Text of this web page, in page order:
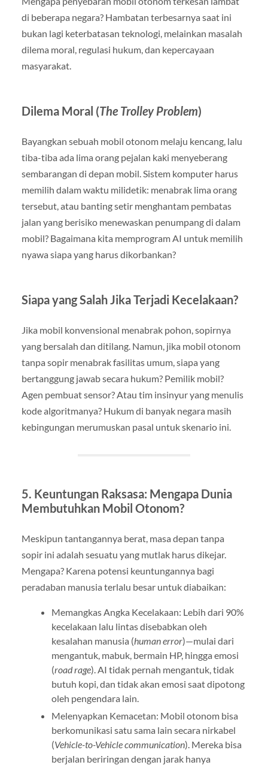
di beberapa negara? Hambatan terbesarnya saat ini
bukan lagi keterbatasan teknologi, melainkan masalah
dilema moral, regulasi hukum, dan kepercayaan
masyarakat.
Dilema Moral (The Trolley Problem)
Bayangkan sebuah mobil otonom melaju kencang, lalu
tiba-tiba ada lima orang pejalan kaki menyeberang
sembarangan di depan mobil. Sistem komputer harus
memilih dalam waktu milidetik: menabrak lima orang
tersebut, atau banting setir menghantam pembatas
jalan yang berisiko menewaskan penumpang di dalam
mobil? Bagaimana kita memprogram AI untuk memilih
nyawa siapa yang harus dikorbankan?
Siapa yang Salah Jika Terjadi Kecelakaan?
Jika mobil konvensional menabrak pohon, sopirnya
yang bersalah dan ditilang. Namun, jika mobil otonom
tanpa sopir menabrak fasilitas umum, siapa yang
bertanggung jawab secara hukum? Pemilik mobil?
Agen pembuat sensor? Atau tim insinyur yang menulis
kode algoritmanya? Hukum di banyak negara masih
kebingungan merumuskan pasal untuk skenario ini.
5. Keuntungan Raksasa: Mengapa Dunia
Membutuhkan Mobil Otonom?
Meskipun tantangannya berat, masa depan tanpa
sopir ini adalah sesuatu yang mutlak harus dikejar.
Mengapa? Karena potensi keuntungannya bagi
peradaban manusia terlalu besar untuk diabaikan:
Memangkas Angka Kecelakaan: Lebih dari 90%
kecelakaan lalu lintas disebabkan oleh
kesalahan manusia (human error)—mulai dari
mengantuk, mabuk, bermain HP, hingga emosi
(road rage). AI tidak pernah mengantuk, tidak
butuh kopi, dan tidak akan emosi saat dipotong
oleh pengendara lain.
Melenyapkan Kemacetan: Mobil otonom bisa
berkomunikasi satu sama lain secara nirkabel
(Vehicle-to-Vehicle communication). Mereka bisa
berjalan beriringan dengan jarak hanya